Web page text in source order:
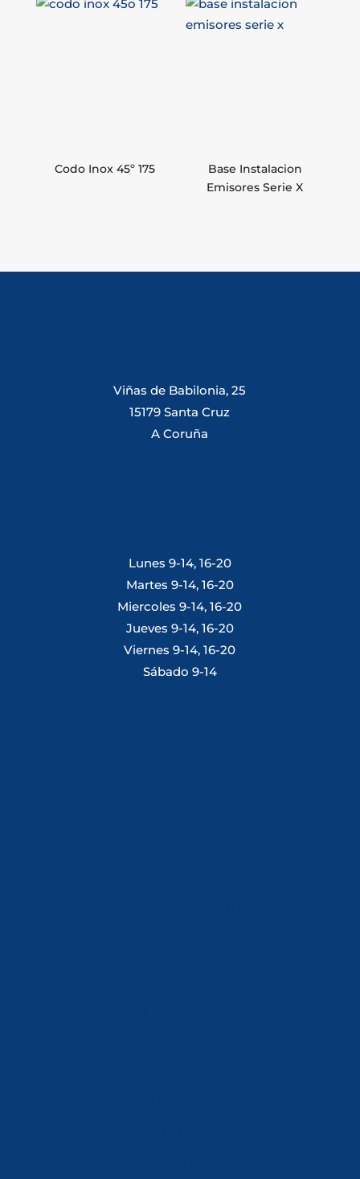
Codo Inox 45º 175
Base Instalacion
Emisores Serie X
Viñas de Babilonia, 25
15179 Santa Cruz
A Coruña
Lunes 9-14, 16-20
Martes 9-14, 16-20
Miercoles 9-14, 16-20
Jueves 9-14, 16-20
Viernes 9-14, 16-20
Sábado 9-14